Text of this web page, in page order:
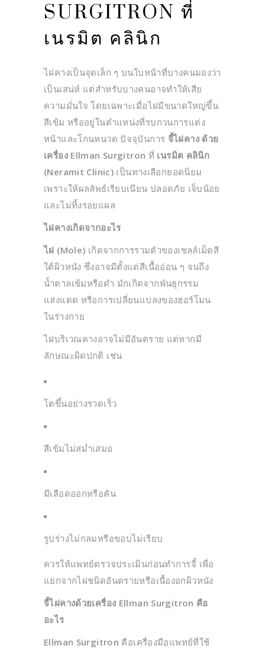
SURGITRON ที่
เนรมิต คลินิก
ไฝคางเป็นจุดเล็ก ๆ บนใบหน้าที่บางคนมองว่า
เป็นเสน่ห์ แต่สำหรับบางคนอาจทำให้เสีย
ความมั่นใจ โดยเฉพาะเมื่อไฝมีขนาดใหญ่ขึ้น
สีเข้ม หรืออยู่ในตำแหน่งที่รบกวนการแต่ง
หน้าและโกนหนวด ปัจจุบันการ จี้ไฝคาง ด้วย
เครื่อง Ellman Surgitron ที่ เนรมิต คลินิก
(Neramit Clinic) เป็นทางเลือกยอดนิยม
เพราะให้ผลลัพธ์เรียบเนียน ปลอดภัย เจ็บน้อย
และไม่ทิ้งรอยแผล
ไฝคางเกิดจากอะไร
ไฝ (Mole) เกิดจากการรวมตัวของเซลล์เม็ดสี
ใต้ผิวหนัง ซึ่งอาจมีตั้งแต่สีเนื้ออ่อน ๆ จนถึง
น้ำตาลเข้มหรือดำ มักเกิดจากพันธุกรรม
แสงแดด หรือการเปลี่ยนแปลงของฮอร์โมน
ในร่างกาย
ไฝบริเวณคางอาจไม่มีอันตราย แต่หากมี
ลักษณะผิดปกติ เช่น
โตขึ้นอย่างรวดเร็ว
สีเข้มไม่สม่ำเสมอ
มีเลือดออกหรือคัน
รูปร่างไม่กลมหรือขอบไม่เรียบ
ควรให้แพทย์ตรวจประเมินก่อนทำการจี้ เพื่อ
แยกจากไฝชนิดอันตรายหรือเนื้องอกผิวหนัง
จี้ไฝคางด้วยเครื่อง Ellman Surgitron คือ
อะไร
Ellman Surgitron คือเครื่องมือแพทย์ที่ใช้